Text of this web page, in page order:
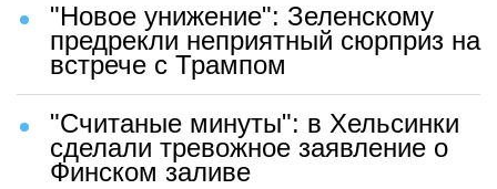
"Новое унижение": Зеленскому
предрекли неприятный сюрприз на
встрече с Трампом
"Считаные минуты": в Хельсинки
сделали тревожное заявление о
Финском заливе